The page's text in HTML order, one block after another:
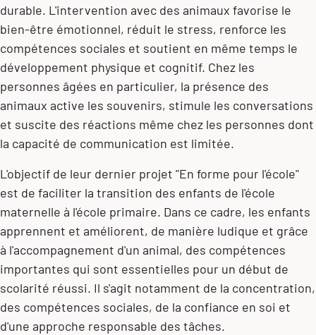
durable. L'intervention avec des animaux favorise le
bien-être émotionnel, réduit le stress, renforce les
compétences sociales et soutient en même temps le
développement physique et cognitif. Chez les
personnes âgées en particulier, la présence des
animaux active les souvenirs, stimule les conversations
et suscite des réactions même chez les personnes dont
la capacité de communication est limitée.
L'objectif de leur dernier projet "En forme pour l'école"
est de faciliter la transition des enfants de l'école
maternelle à l'école primaire. Dans ce cadre, les enfants
apprennent et améliorent, de manière ludique et grâce
à l'accompagnement d'un animal, des compétences
importantes qui sont essentielles pour un début de
scolarité réussi. Il s'agit notamment de la concentration,
des compétences sociales, de la confiance en soi et
d'une approche responsable des tâches.